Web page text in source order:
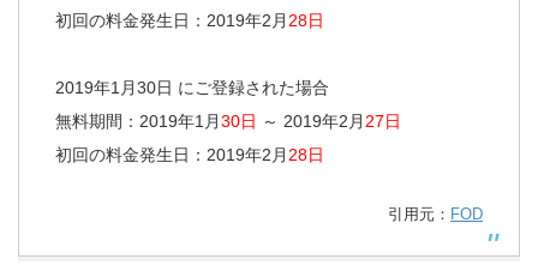
初回の料金発生日：2019年2月 28日
2019年1月30日 にご登録された場合
無料期間：2019年1月30日 ～ 2019年2月 27日
初回の料金発生日：2019年2月 28日
引用元： FOD